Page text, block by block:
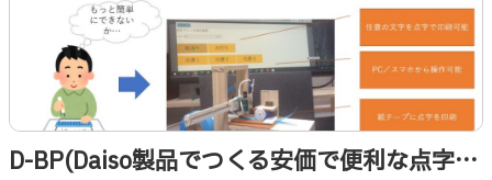
D-BP(Daiso製品でつくる安価で便利な点字プ